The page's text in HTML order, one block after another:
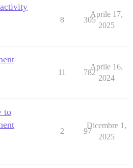
8 305
Aprile 17,
2025
11 782
Aprile 16,
2024
to
2 97
Dicembre 1,
2025